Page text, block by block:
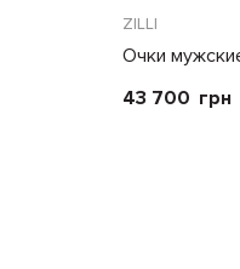
ZILLI
Очки
43 700 грн